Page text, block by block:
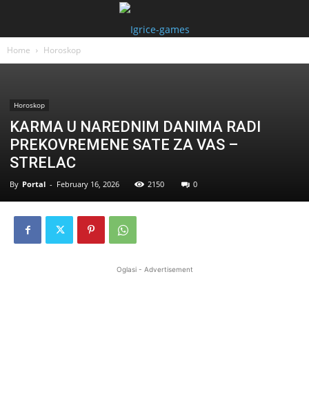
Home Horoskop
Horoskop
KARMA U NAREDNIM DANIMA RADI
PREKOVREMENE SATE ZA VAS –
STRELAC
By Portal - February 16, 2026 2150 0
Oglasi - Advertisement